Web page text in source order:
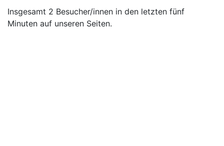
Insgesamt 2 Besucher/innen in den letzten fünf
Minuten auf unseren Seiten.